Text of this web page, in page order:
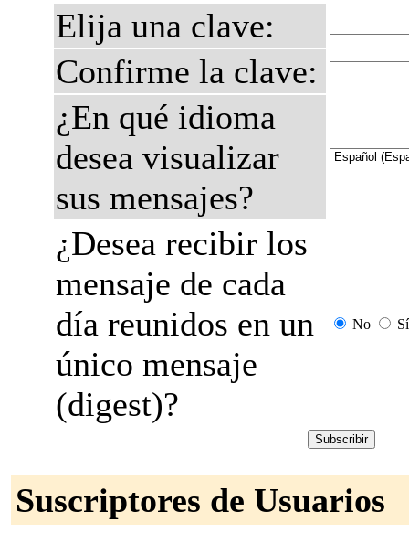
Elija una clave:
Confirme la clave:
¿En qué idioma
desea visualizar
sus mensajes?
¿Desea recibir los
mensaje de cada
día reunidos en un
único mensaje
(digest)?
No Sí
Suscriptores de Usuarios